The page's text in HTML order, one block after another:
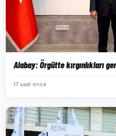
Alabay: Örgütte kırgınlıkları
17 saat önce